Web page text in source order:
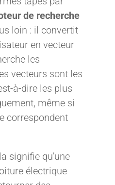
de recherche
loin : il convertit
en vecteur
les
vecteurs sont les
à-dire les plus
même si
correspondent
signifie qu'une
électrique